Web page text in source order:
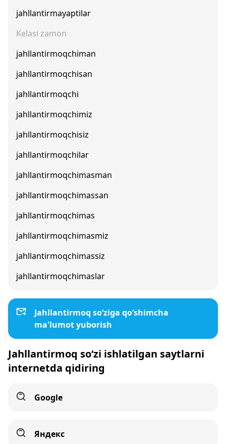
jahllantirmayaptilar
Kelasi zamon
jahllantirmoqchiman
jahllantirmoqchisan
jahllantirmoqchi
jahllantirmoqchimiz
jahllantirmoqchisiz
jahllantirmoqchilar
jahllantirmoqchimasman
jahllantirmoqchimassan
jahllantirmoqchimas
jahllantirmoqchimasmiz
jahllantirmoqchimassiz
jahllantirmoqchimaslar
Jahllantirmoq so‘ziga qo‘shimcha
ma'lumot yuborish
Jahllantirmoq so‘zi ishlatilgan saytlarni
internetda qidiring
Google
Яндекс